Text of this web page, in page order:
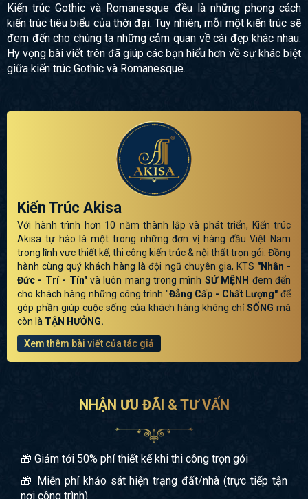
Kiến trúc Gothic và Romanesque đều là những phong cách
kiến trúc tiêu biểu của thời đại. Tuy nhiên, mỗi một kiến trúc sẽ
đem đến cho chúng ta những cảm quan về cái đẹp khác nhau.
Hy vọng bài viết trên đã giúp các bạn hiểu hơn về sự khác biệt
giữa kiến trúc Gothic và Romanesque.
Kiến Trúc Akisa
Với hành trình hơn 10 năm thành lập và phát triển, Kiến trúc
Akisa tự hào là một trong những đơn vị hàng đầu Việt Nam
trong lĩnh vực thiết kế, thi công kiến trúc & nội thất trọn gói. Đồng
hành cùng quý khách hàng là đội ngũ chuyên gia, KTS "Nhân -
Đức - Trí - Tín"và luôn mang trong mình SỨ MỆNH đem đến
cho khách hàng những công trình "Đẳng Cấp - Chất Lượng" để
góp phần giúp cuộc sống của khách hàng không chỉSỐNG mà
còn là TẬN HƯỞNG.
Xem thêm bài viết của tác giả
NHẬN ƯU ĐÃI & TƯ VẤN
🎁 Giảm tới 50% phí thiết kế khi thi công trọn gói
🎁 Miễn phí khảo sát hiện trạng đất/nhà (trực tiếp tận
nơi công trình)